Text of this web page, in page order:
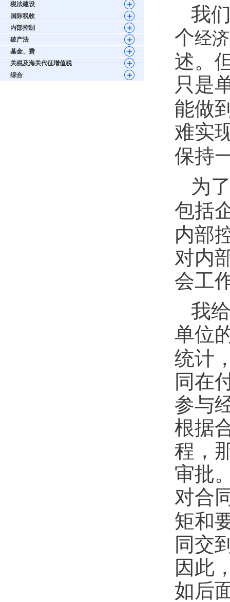
税法建设
国际税收
内部控制
破产法
基金、费
关税及海关代征增值税
综合
我
个经济
述。
只是
能做
难实
保持
为
包括
内部
对内
会工
我
单位
统计
同在
参与
根据
程，
审批
对合
矩和
同交
因此
如后